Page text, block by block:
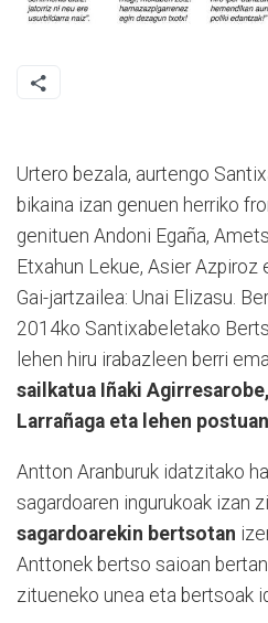
Urtero bezala, aurtengo
bikaina izan genuen herriko
genituen Andoni Egaña,
Etxahun Lekue, Asier Azpiroz
Gai-jartzailea: Unai Elizasu.
2014ko Santixabeletako
lehen hiru irabazleen berri
sailkatua Iñaki
Larrañaga eta lehen
Antton Aranburuk idatzitako
sagardoaren ingurukoak izan
sagardoarekin bertsotan
Anttonek bertso saioan
zitueneko unea eta bertsoak